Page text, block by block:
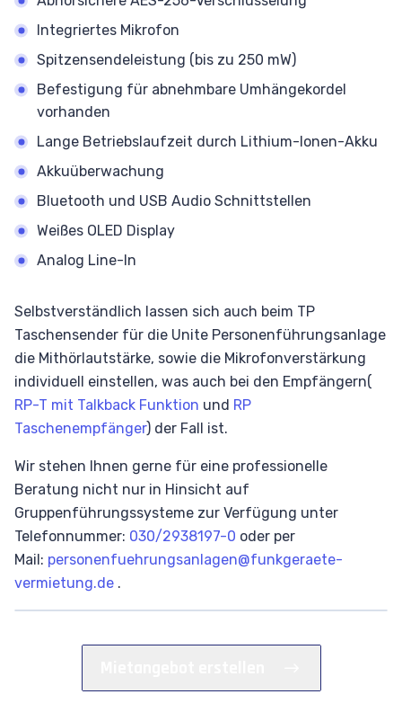
Integriertes Mikrofon
Spitzensendeleistung (bis zu 250 mW)
Befestigung für abnehmbare Umhängekordel
vorhanden
Lange Betriebslaufzeit durch Lithium-Ionen-Akku
Akkuüberwachung
Bluetooth und USB Audio Schnittstellen
Weißes OLED Display
Analog Line-In
Selbstverständlich lassen sich auch beim TP
Taschensender für die Unite Personenführungsanlage
die Mithörlautstärke, sowie die Mikrofonverstärkung
individuell einstellen, was auch bei den Empfängern(
RP-T mit Talkback Funktion und RP
Taschenempfänger) der Fall ist.
Wir stehen Ihnen gerne für eine professionelle
Beratung nicht nur in Hinsicht auf
Gruppenführungssysteme zur Verfügung unter
Telefonnummer: 030/2938197-0 oder per
Mail: personenfuehrungsanlagen@funkgeraete-
vermietung.de .